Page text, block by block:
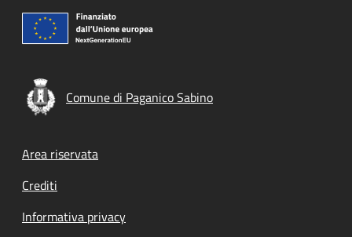
Comune di Paganico Sabino
Footer menu
Area riservata
Crediti
Informativa privacy